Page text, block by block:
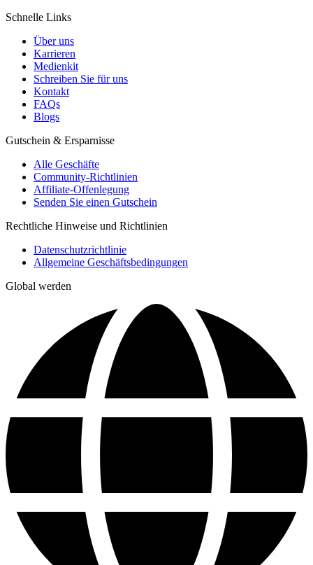
Schnelle Links
Über uns
Karrieren
Medienkit
Schreiben Sie für uns
Kontakt
FAQs
Blogs
Gutschein & Ersparnisse
Alle Geschäfte
Community-Richtlinien
Affiliate-Offenlegung
Senden Sie einen Gutschein
Rechtliche Hinweise und Richtlinien
Datenschutzrichtlinie
Allgemeine Geschäftsbedingungen
Global werden